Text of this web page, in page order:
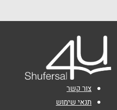
טלפון
אימייל*
נושא*
צור קשר
תנאי שימוש